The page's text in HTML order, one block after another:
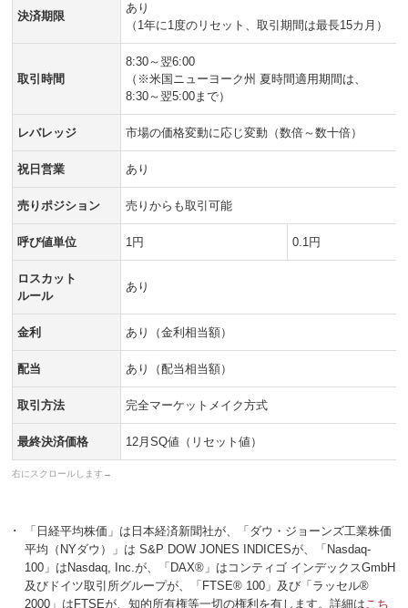
決済期限
あり
（1年に1度のリセット、取引期間は最長15カ月）
取引時間
8:30～翌6:00
（※米国ニューヨーク州 夏時間適用期間は、
8:30～翌5:00まで）
レバレッジ 市場の価格変動に応じ変動（数倍～数十倍）
祝日営業 あり
売りポジション 売りからも取引可能
呼び値単位 1円 0.1円
ロスカット
ルール
あり
金利 あり（金利相当額）
配当 あり（配当相当額）
取引方法 完全マーケットメイク方式
最終決済価格 12月SQ値（リセット値）
･
「日経平均株価」は日本経済新聞社が、「ダウ・ジョーンズ工業株価
平均（NYダウ）」は S&P DOW JONES INDICESが、「Nasdaq-
100」はNasdaq, Inc.が、「DAX®」はコンティゴ インデックスGmbH
及びドイツ取引所グループが、「FTSE® 100」及び「ラッセル®
2000」はFTSEが、知的所有権等一切の権利を有します。詳細は こち